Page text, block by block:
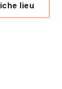
lieu